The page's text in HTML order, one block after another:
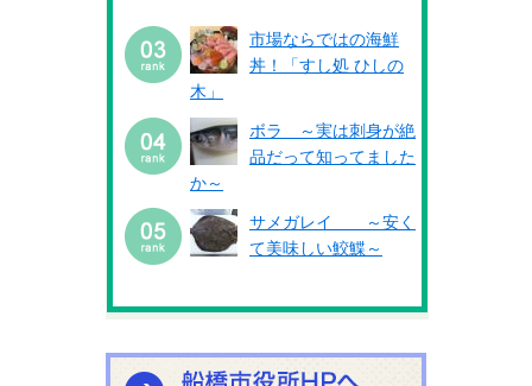
市場ならではの海鮮
丼！「すし処 ひしの
木」
ボラ ～実は刺身が絶
品だって知ってました
か～
サメガレイ ～安く
て美味しい鮫鰈～